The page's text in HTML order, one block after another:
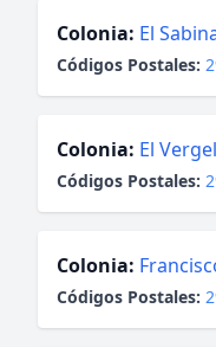
Colonia: El
Códigos Postales:
Colonia: El
Códigos Postales:
Colonia:
Códigos Postales: